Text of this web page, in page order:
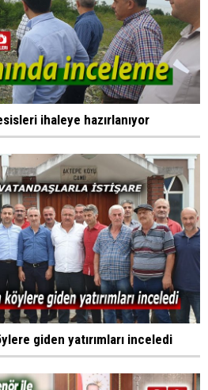
ihaleye hazırlanıyor
giden yatırımları inceledi